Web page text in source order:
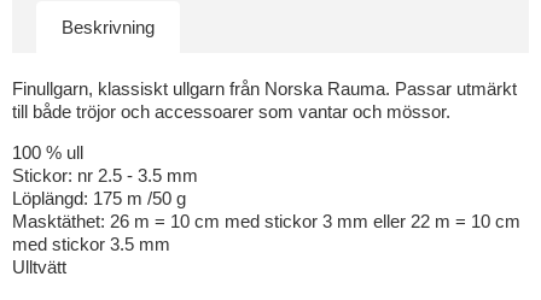
Beskrivning
Finullgarn, klassiskt ullgarn från Norska Rauma. Passar utmärkt
till både tröjor och accessoarer som vantar och mössor.
100 % ull
Stickor: nr 2.5 - 3.5 mm
Löplängd: 175 m /50 g
Masktäthet: 26 m = 10 cm med stickor 3 mm eller 22 m = 10 cm
med stickor 3.5 mm
Ulltvätt